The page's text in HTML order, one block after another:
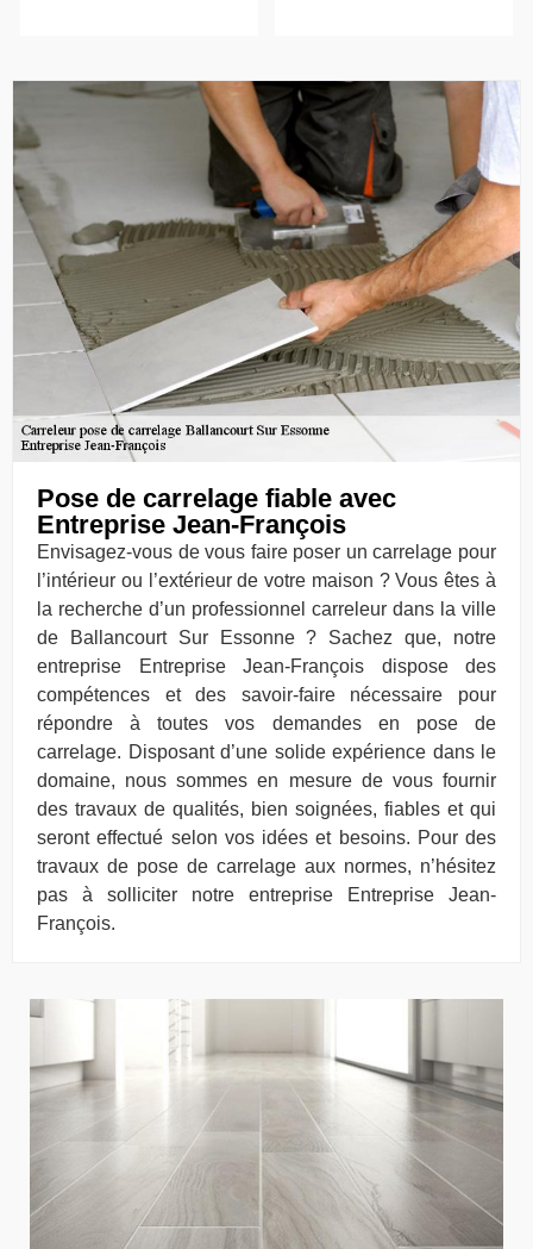
Pose de carrelage fiable avec
Entreprise Jean-François
Envisagez-vous de vous faire poser un carrelage pour
l’intérieur ou l’extérieur de votre maison ? Vous êtes à
la recherche d’un professionnel carreleur dans la ville
de Ballancourt Sur Essonne ? Sachez que, notre
entreprise Entreprise Jean-François dispose des
compétences et des savoir-faire nécessaire pour
répondre à toutes vos demandes en pose de
carrelage. Disposant d’une solide expérience dans le
domaine, nous sommes en mesure de vous fournir
des travaux de qualités, bien soignées, fiables et qui
seront effectué selon vos idées et besoins. Pour des
travaux de pose de carrelage aux normes, n’hésitez
pas à solliciter notre entreprise Entreprise Jean-
François.